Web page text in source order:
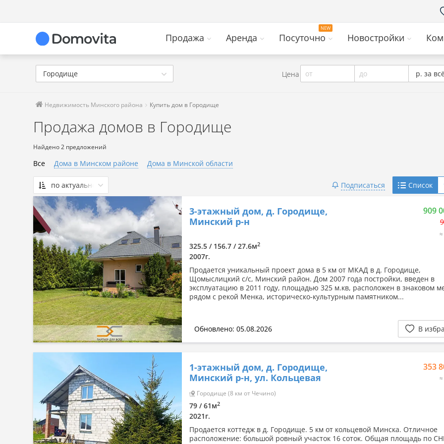
Продажа Аренда Посуточно Новостройки
Городище Цена от до р. за
Недвижимость Минского района Купить дом в Городище
Продажа домов в Городище
Найдено 2 предложений
Все Дома в Минском районе Дома в Минской области
по актуальности
По актуальности
Сначала дешевые
Сначала дорогие
По комнатности: большая →
малая
По комнатности: малая →
большая
По площади: большая → малая
По площади: малая → большая
Подписаться Список
3-этажный дом, д. Городище,
Минский р-н
909
325.5 / 156.7 / 27.6м2
2007г.
Продается уникальный проект дома в 5 км от МКАД в д. Городище,
Щомыслицкий с/с, Минский район. Дом 2007 года постройки, введен в
эксплуатацию в 2011 году, площадью 325 м.кв, расположен в знаковом
рядом с рекой Менка, историческо-культурным памятником...
Обновлено: 05.08.2026 В
1-этажный дом, д. Городище,
Минский р-н, ул. Кольцевая
Городище (8 км от Чечино)
353
79 / 61м2
2021г.
Продается коттедж в д. Городище. 5 км от кольцевой Минска. Отличное
расположение: большой ровный участок 16 соток. Общая площадь по